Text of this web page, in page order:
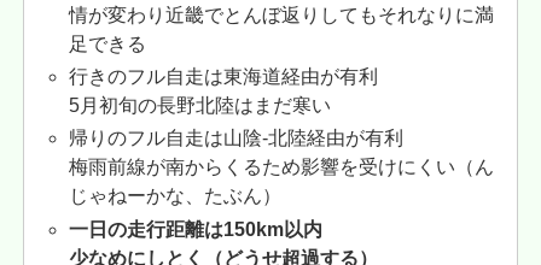
情が変わり近畿でとんぼ返りしてもそれなりに満
足できる
行きのフル自走は東海道経由が有利
5月初旬の長野北陸はまだ寒い
帰りのフル自走は山陰-北陸経由が有利
梅雨前線が南からくるため影響を受けにくい（ん
じゃねーかな、たぶん）
一日の走行距離は150km以内
少なめにしとく（どうせ超過する）